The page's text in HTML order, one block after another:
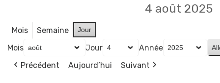
4 août 2025
Mois Semaine Jour
Mois Jour
Année
Précédent
Aujourd’hui Suivant